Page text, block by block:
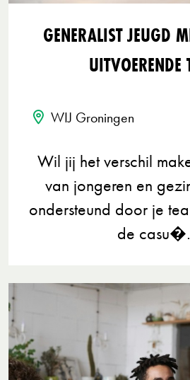
GENERALIST JEUGD
UITVOERENDE
WIJ Groningen
Wil jij het verschil
van jongeren en
ondersteund door je
de